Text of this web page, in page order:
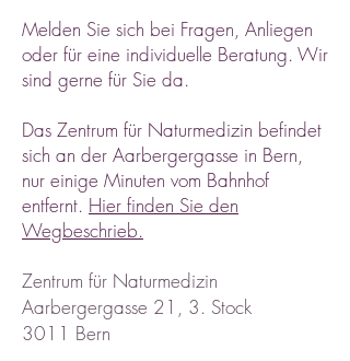
Melden Sie sich bei Fragen, Anliegen
oder für eine individuelle Beratung. Wir
sind gerne für Sie da.
Das Zentrum für Naturmedizin befindet
sich an der Aarbergergasse in Bern,
nur einige Minuten vom Bahnhof
entfernt. Hier finden Sie den
Wegbeschrieb.
Zentrum für Naturmedizin
Aarbergergasse 21, 3. Stock
3011 Bern